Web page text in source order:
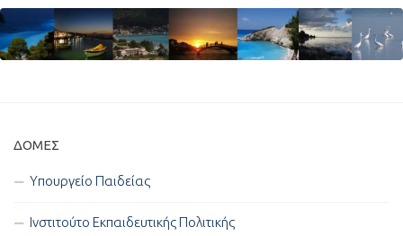
ΔΟΜΈΣ
Υπουργείο Παιδείας
Ινστιτούτο Εκπαιδευτικής Πολιτικής